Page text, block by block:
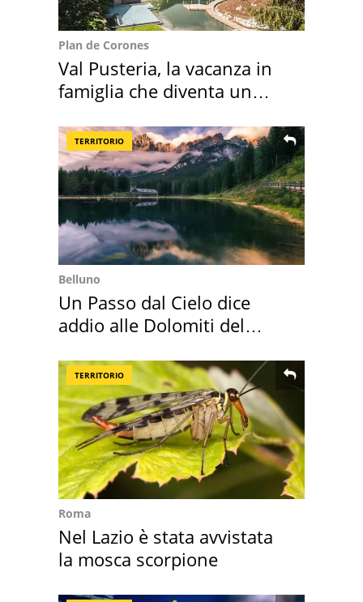
Plan de Corones
Val Pusteria, la vacanza in
famiglia che diventa un
TERRITORIO
Belluno
Un Passo dal Cielo dice
addio alle Dolomiti del
TERRITORIO
Roma
Nel Lazio è stata avvistata
la mosca scorpione